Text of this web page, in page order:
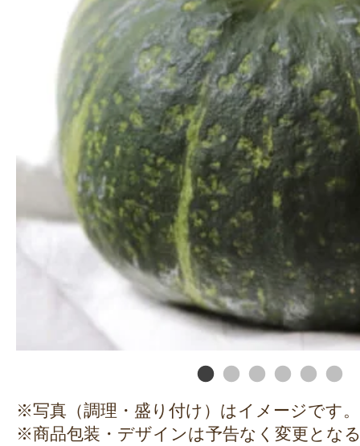
※写真（調理・盛り付け）はイメージです。
※商品包装・デザインは予告なく変更とな